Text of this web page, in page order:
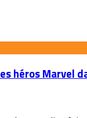
héros Marvel